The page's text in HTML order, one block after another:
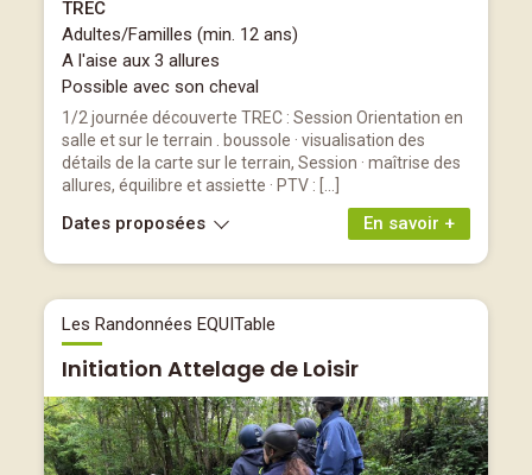
TREC
Adultes/Familles (min. 12 ans)
A l'aise aux 3 allures
Possible avec son cheval
1/2 journée découverte TREC : Session Orientation en
salle et sur le terrain . boussole · visualisation des
détails de la carte sur le terrain, Session · maîtrise des
allures, équilibre et assiette · PTV : […]
En savoir +
Dates proposées
Les Randonnées EQUITable
Initiation Attelage de Loisir